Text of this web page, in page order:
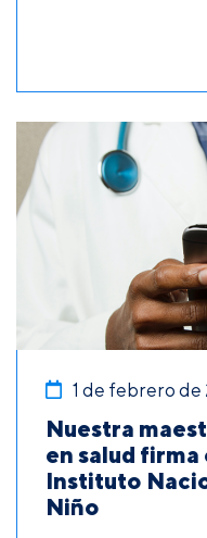
1 de febrero de
Nuestra
en salud
Instituto
Niño